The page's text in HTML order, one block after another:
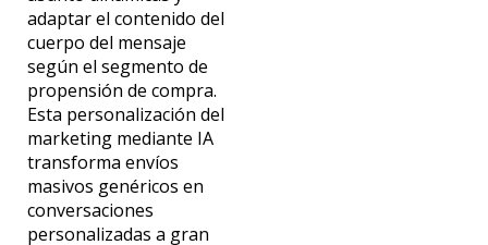
adaptar el contenido del
cuerpo del mensaje
según el segmento de
propensión de compra.
Esta personalización del
marketing mediante IA
transforma envíos
masivos genéricos en
conversaciones
personalizadas a gran